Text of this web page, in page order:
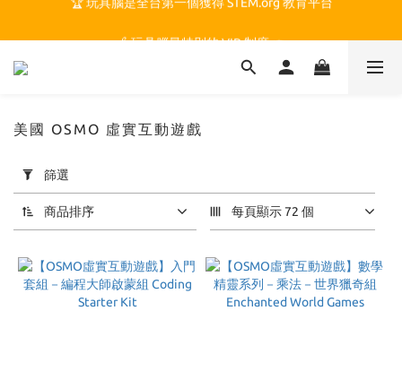
🍎 玩具腦最特別的 VIP 制度 👉
🏆 玩具腦是全台第一個獲得 STEM.org 教育平台
用
篩
選
(0/20)
價格
美國 OSMO 虛實互動遊戲
篩選
商品排序 每頁顯示 72 個